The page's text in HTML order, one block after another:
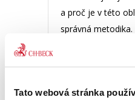
Tato webová stránka
a proč je v této
správná metodika.